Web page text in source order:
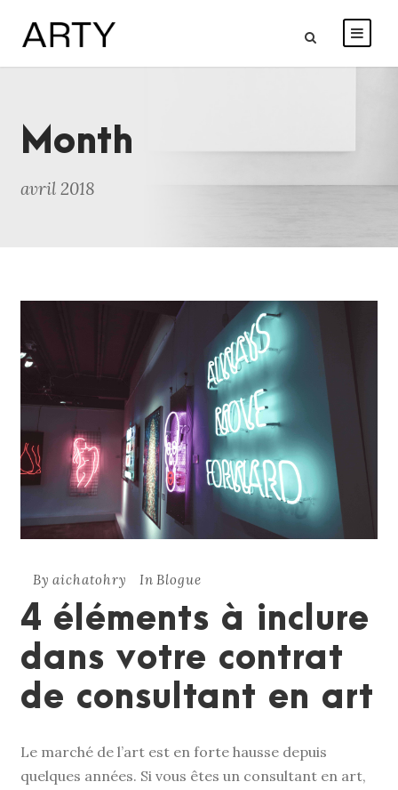
Month
avril 2018
By aichatohry In Blogue
4 éléments à inclure
dans votre contrat
de consultant en art
Le marché de l’art est en forte hausse depuis
quelques années. Si vous êtes un consultant en art,